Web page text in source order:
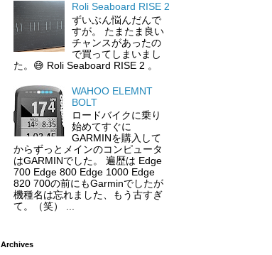
Roli Seaboard RISE 2
ずいぶん悩んだんで
すが。 たまたま良い
チャンスがあったの
で買ってしまいまし
た。😅 Roli Seaboard RISE 2 。
WAHOO ELEMNT
BOLT
ロードバイクに乗り
始めてすぐに
GARMINを購入して
からずっとメインのコンピュータ
はGARMINでした。 遍歴は Edge
700 Edge 800 Edge 1000 Edge
820 700の前にもGarminでしたが
機種名は忘れました、もう古すぎ
て。（笑） ...
Archives